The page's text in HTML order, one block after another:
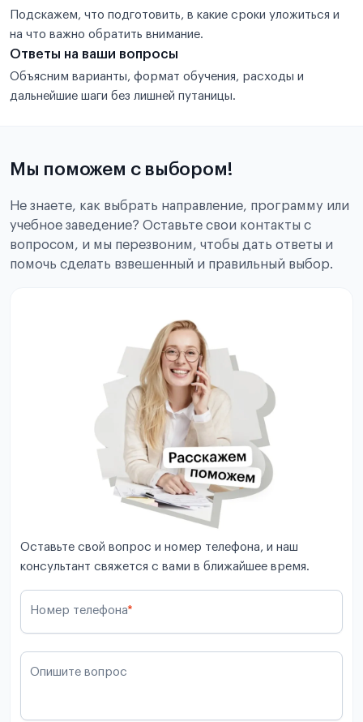
Подскажем, что подготовить, в какие сроки уложиться и
на что важно обратить внимание.
Ответы на ваши вопросы
Объясним варианты, формат обучения, расходы и
дальнейшие шаги без лишней путаницы.
Мы поможем с выбором!
Не знаете, как выбрать направление, программу или
учебное заведение? Оставьте свои контакты с
вопросом, и мы перезвоним, чтобы дать ответы и
помочь сделать взвешенный и правильный выбор.
Оставьте свой вопрос и номер телефона, и наш
консультант свяжется с вами в ближайшее время.
Номер телефона*
Опишите вопрос